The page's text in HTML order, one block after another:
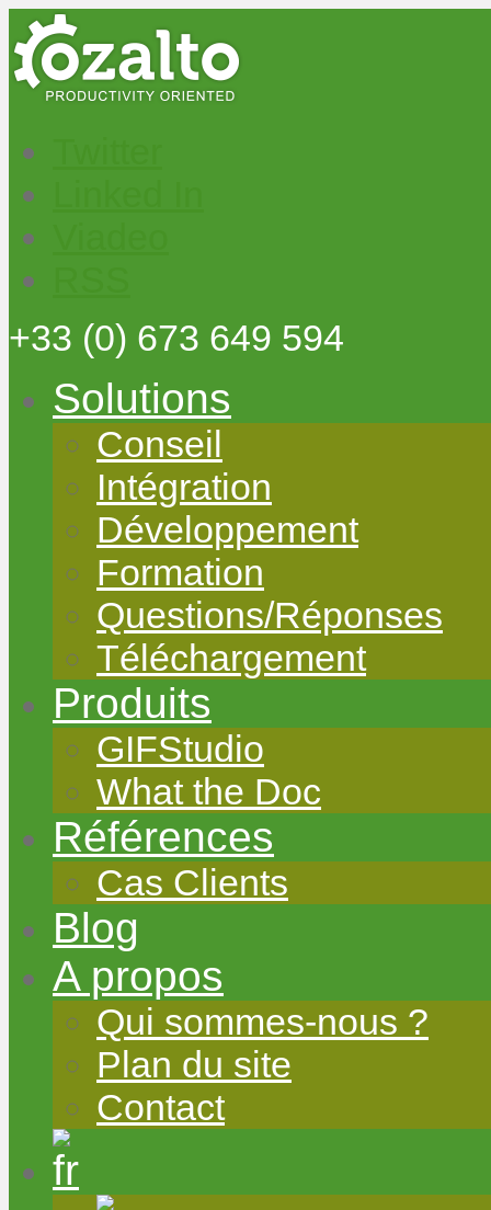
+33 (0) 673 649 594
Solutions
Conseil
Intégration
Développement
Formation
Questions/Réponses
Téléchargement
Produits
GIFStudio
What the Doc
Références
Cas Clients
Blog
A propos
Qui sommes-nous ?
Plan du site
Contact